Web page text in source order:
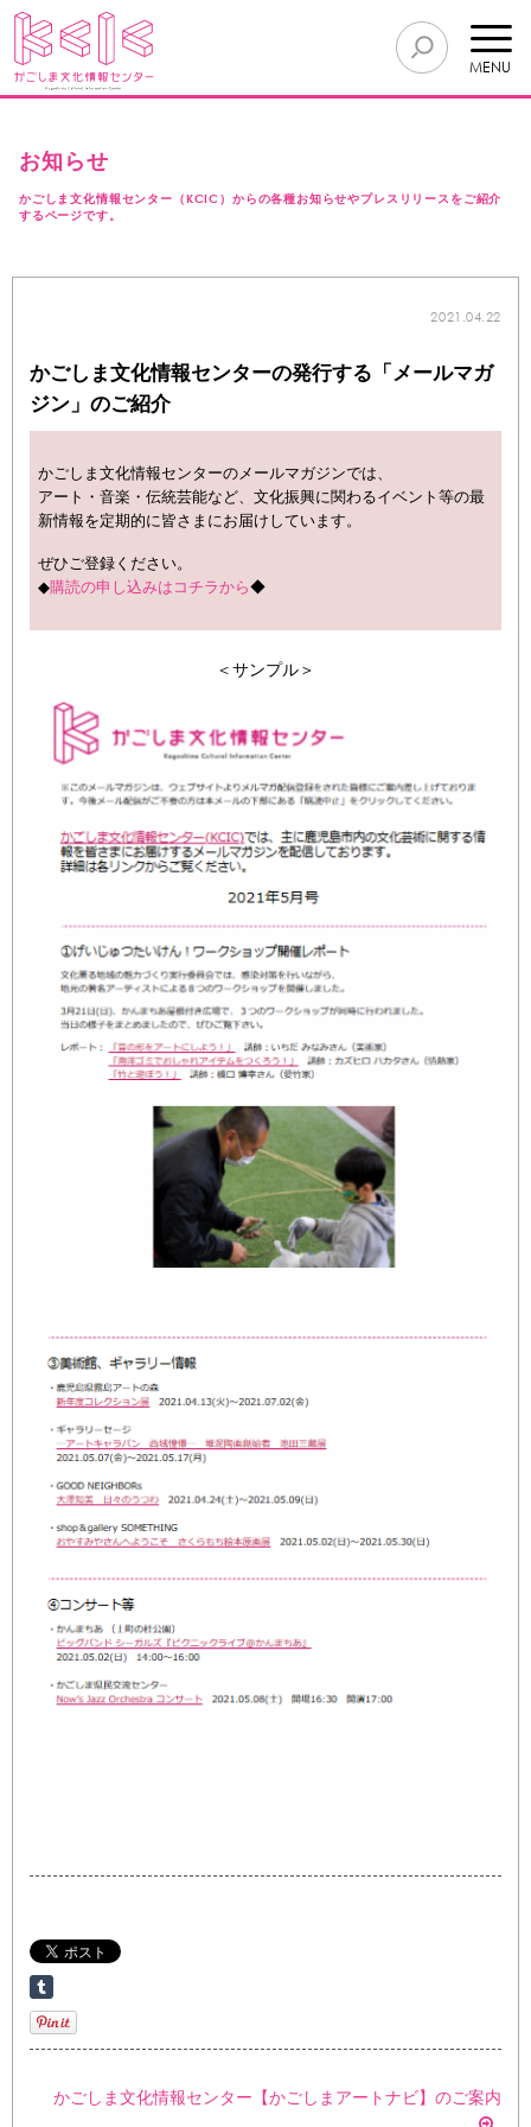
MENU
お知らせ
かごしま文化情報センター（KCIC）からの各種お知らせやプレスリリースをご紹介
するページです。
2021.04.22
かごしま文化情報センターの発行する「メールマガ
ジン」のご紹介
かごしま文化情報センターのメールマガジンでは、
アート・音楽・伝統芸能など、文化振興に関わるイベント等の最
新情報を定期的に皆さまにお届けしています。
ぜひご登録ください。
◆購読の申し込みはコチラから◆
＜サンプル＞
かごしま文化情報センター【かごしまアートナビ】のご案内